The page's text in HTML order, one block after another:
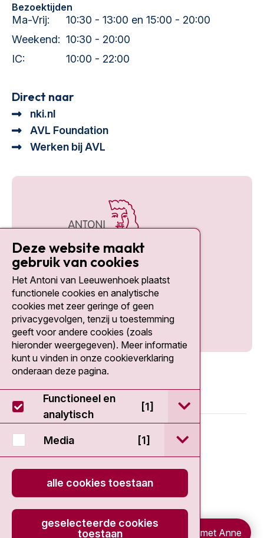
Bezoektijden
Ma-Vrij:
10:30 - 13:00 en 15:00 - 20:00
Weekend: 10:30 - 20:00
IC:
10:00 - 22:00
Direct naar
nki.nl
AVL Foundation
Werken bij AVL
Social media
Disclaimer
Cookieverklaring
Deze website maakt
gebruik van cookies
Het Antoni van Leeuwenhoek plaatst
functionele cookies en analytische
cookies met zeer geringe of geen
privacygevolgen, tenzij u toestemming
geeft voor andere cookies (zoals
hieronder weergegeven). Meer informatie
kunt u vinden in onze cookieverklaring
onderaan deze pagina.
Functioneel en
analytisch
[1] open / sluit
Media [1] open / sluit
alle cookies toestaan
geselecteerde cookies
toestaan
Chat met Anne